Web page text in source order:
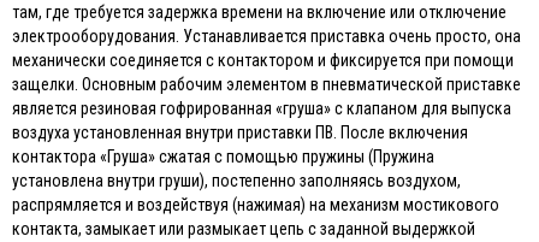
там, где требуется задержка времени на включение или отключение
электрооборудования. Устанавливается приставка очень просто, она
механически соединяется с контактором и фиксируется при помощи
защелки. Основным рабочим элементом в пневматической приставке
является резиновая гофрированная «груша» с клапаном для выпуска
воздуха установленная внутри приставки ПВ. После включения
контактора «Груша» сжатая с помощью пружины (Пружина
установлена внутри груши), постепенно заполняясь воздухом,
распрямляется и воздействуя (нажимая) на механизм мостикового
контакта, замыкает или размыкает цепь с заданной выдержкой